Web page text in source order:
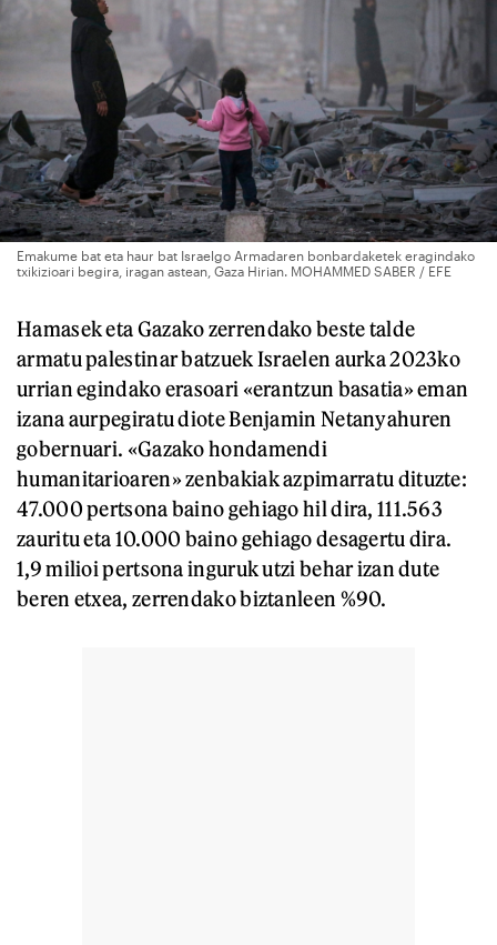
Emakume bat eta haur bat Israelgo Armadaren bonbardaketek eragindako
txikizioari begira, iragan astean, Gaza Hirian. MOHAMMED SABER / EFE
Hamasek eta Gazako zerrendako beste talde
armatu palestinar batzuek Israelen aurka 2023ko
urrian egindako erasoari «erantzun basatia» eman
izana aurpegiratu diote Benjamin Netanyahuren
gobernuari. «Gazako hondamendi
humanitarioaren» zenbakiak azpimarratu dituzte:
47.000 pertsona baino gehiago hil dira, 111.563
zauritu eta 10.000 baino gehiago desagertu dira.
1,9 milioi pertsona inguruk utzi behar izan dute
beren etxea, zerrendako biztanleen %90.